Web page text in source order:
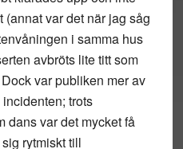
var det när jag såg
i samma hus
avbröts lite titt som
var publiken mer av
trots
dans var det mycket få
rytmiskt till